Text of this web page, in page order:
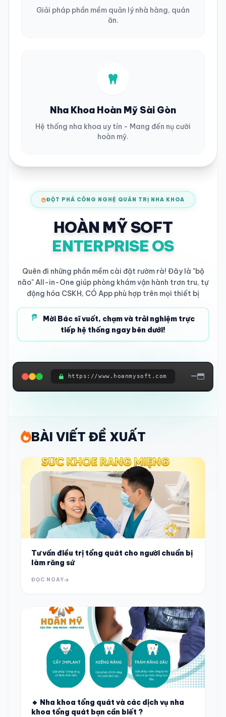
Giải pháp phần mềm quản lý nhà hàng, quán
ăn.
Nha Khoa Hoàn Mỹ Sài Gòn
Hệ thống nha khoa uy tín - Mang đến nụ cười
hoàn mỹ.
ĐỘT PHÁ CÔNG NGHỆ QUẢN TRỊ NHA KHOA
HOÀN MỸ SOFT
ENTERPRISE OS
Quên đi những phần mềm cài đặt rườm rà! Đây là "bộ
não" All-in-One giúp phòng khám vận hành trơn tru, tự
động hóa CSKH, CÓ App phù hợp trên mọi thiết bị
Mời Bác sĩ vuốt, chạm và trải nghiệm trực
tiếp hệ thống ngay bên dưới!
https://www.hoanmysoft.com
BÀI VIẾT ĐỀ XUẤT
Tư vấn điều trị tổng quát cho người chuẩn bị
làm răng sứ
ĐỌC NGAY
🔸 Nha khoa tổng quát và các dịch vụ nha
khoa tổng quát bạn cần biết ?